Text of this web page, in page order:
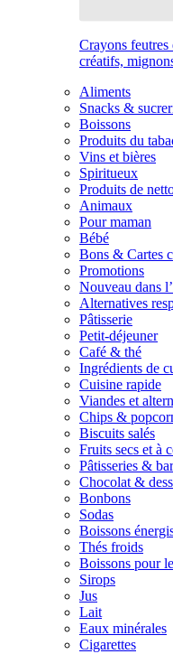
Crayons
créatifs,
Aliments
Snacks &
Boissons
Produits du
Vins et bières
Spiritueux
Produits de
Animaux
Pour maman
Bébé
Bons & Cartes
Promotions
Nouveau dans
Alternatives
Pâtisserie
Petit-déjeuner
Café & thé
Ingrédients de
Cuisine rapide
Viandes et
Chips &
Biscuits salés
Fruits secs et à
Pâtisseries &
Chocolat &
Bonbons
Sodas
Boissons
Thés froids
Boissons pour
Sirops
Jus
Lait
Eaux minérales
Cigarettes